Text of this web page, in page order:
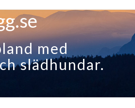
med
slädhundar.